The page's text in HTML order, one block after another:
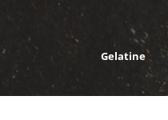
Gelatine